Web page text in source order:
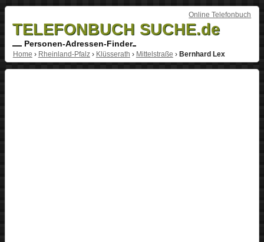
Online Telefonbuch
TELEFONBUCH SUCHE.de
Personen-Adressen-Finder
Home › Rheinland-Pfalz› Klüsserath › Mittelstraße › Bernhard Lex